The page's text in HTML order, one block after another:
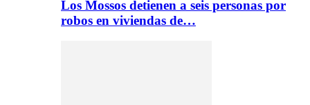
Los Mossos detienen a seis personas por
robos en viviendas de…